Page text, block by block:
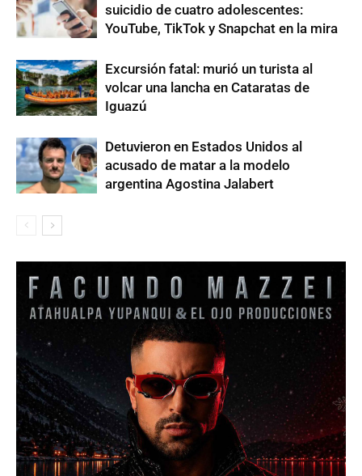
suicidio de cuatro adolescentes:
YouTube, TikTok y Snapchat en la mira
Excursión fatal: murió un turista al
volcar una lancha en Cataratas de
Iguazú
Detuvieron en Estados Unidos al
acusado de matar a la modelo
argentina Agostina Jalabert